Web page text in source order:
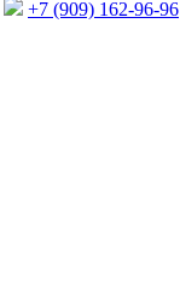
+7 (909) 162-96-96